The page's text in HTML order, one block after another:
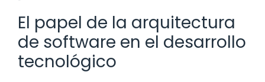
El papel de la arquitectura
de software en el desarrollo
tecnológico